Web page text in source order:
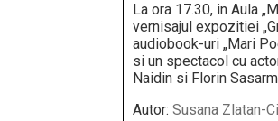
La ora 17.30, in Aula
vernisajul expozitiei
audiobook-uri „Mari
si un spectacol cu
Naidin si Florin
Autor: Susana Zlatan-